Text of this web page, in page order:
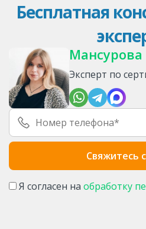
Бесплатная
Эксперт по
Я согласен на обработку